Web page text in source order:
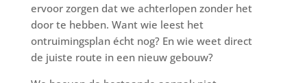
ervoor zorgen dat we achterlopen zonder het
door te hebben. Want wie leest het
ontruimingsplan écht nog? En wie weet direct
de juiste route in een nieuw gebouw?